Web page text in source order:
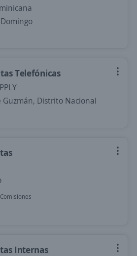
Telefónicas
Distrito Nacional
Internas